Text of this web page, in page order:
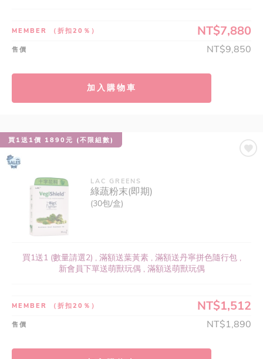
MEMBER （折扣20％） NT$7,880
售價 NT$9,850
加入購物車
買1送1價 1890元 (不限組數)
LAC GREENS
綠蔬粉末(即期)
(30包/盒)
買1送1 (數量請選2) , 滿額送葉黃素 , 滿額送丹寧拼色隨行包 ,
新會員下單送萌獸玩偶 , 滿額送萌獸玩偶
MEMBER （折扣20％） NT$1,512
售價 NT$1,890